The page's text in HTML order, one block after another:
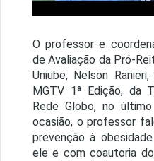
O professor e
de Avaliação da Pró-
Uniube, Nelson
MGTV 1ª Edição, da
Rede Globo, no
ocasião, o professor
prevenção à
ele e com coautoria